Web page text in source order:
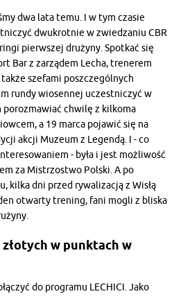
dwa lata temu. I w tym czasie
dwukrotnie w zwiedzaniu CBR
pierwszej drużyny. Spotkać się
Bar z zarządem Lecha, trenerem
szefami poszczególnych
rundy wiosennej uczestniczyć w
chwilę z kilkoma
a 19 marca pojawić się na
akcji Muzeum z Legendą. I - co
- była i jest możliwość
za Mistrzostwo Polski. A po
kilka dni przed rywalizacją z Wisłą
otwarty trening, fani mogli z bliska
złotych w punktach w
do programu LECHICI. Jako